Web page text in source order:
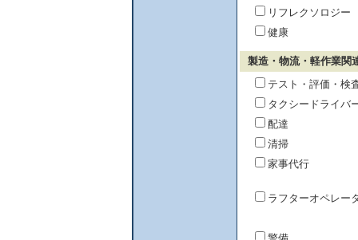
リフレクソロジー
健康
製造・物流・軽作業関
テスト・評価・検
タクシードライバ
配達
清掃
家事代行
ラフターオペレー
警備